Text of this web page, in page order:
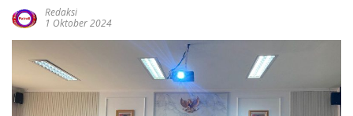
Redaksi
1 Oktober 2024